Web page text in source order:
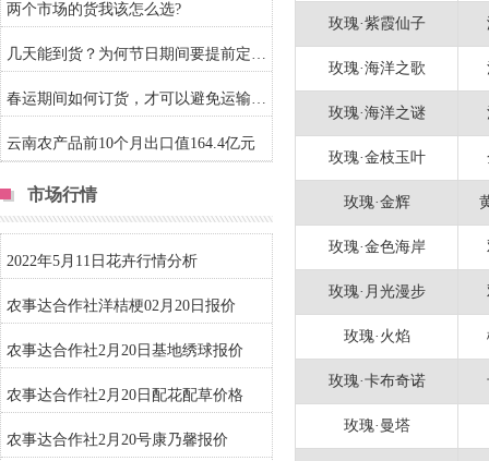
两个市场的货我该怎么选?
几天能到货？为何节日期间要提前定货？
春运期间如何订货，才可以避免运输风险？
云南农产品前10个月出口值164.4亿元
市场行情
2022年5月11日花卉行情分析
农事达合作社洋桔梗02月20日报价
农事达合作社2月20日基地绣球报价
农事达合作社2月20日配花配草价格
农事达合作社2月20号康乃馨报价
玫瑰·紫霞仙子
玫瑰·海洋之歌
玫瑰·海洋之谜
玫瑰·金枝玉叶
玫瑰·金辉
玫瑰·金色海岸
玫瑰·月光漫步
玫瑰·火焰
玫瑰·卡布奇诺
玫瑰·曼塔